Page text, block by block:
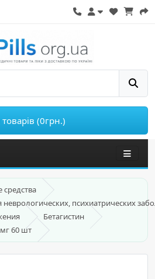
(0грн.)
средства
психиатрических
Бетагистин
мг 60 шт